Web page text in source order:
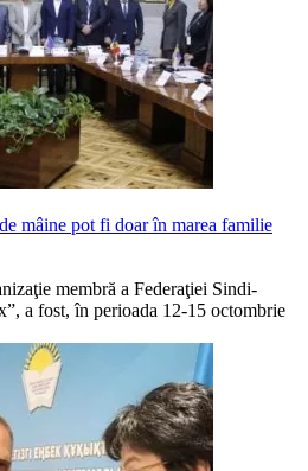
mâine pot fi doar în marea familie
membră a Federaţiei Sindi­
a fost, în perioada 12-15 octombrie